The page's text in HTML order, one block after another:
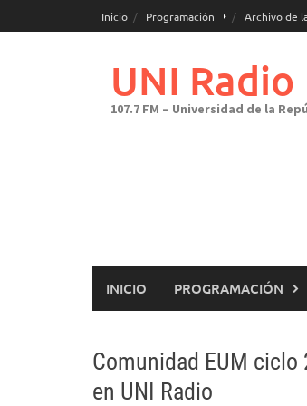
al
Inicio Programación Archivo de
UNI Radio
107.7 FM – Universidad de la
INICIO PROGRAMACIÓN
Comunidad EUM
en UNI Radio